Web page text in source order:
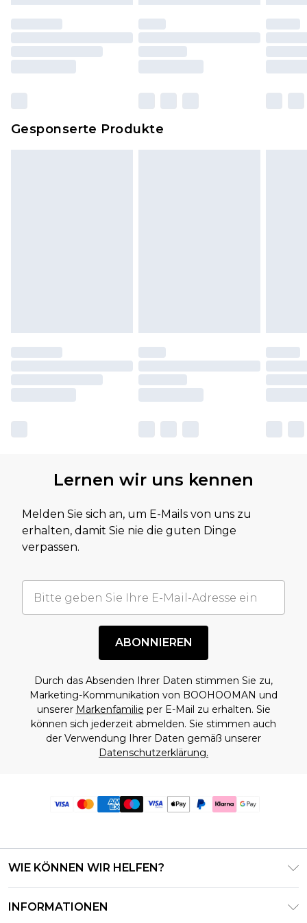
worden sein. Artikel aus dem Homeware-Bereich,
einschließlich Bettwäsche, Matratzen, Toppern
und Kissen, müssen unbenutzt und in ihrer
Klickehierum unsere vollständigen
Gesponserte Produkte
Lernen wir uns kennen
Melden Sie sich an, um E-Mails von uns zu
erhalten, damit Sie nie die guten Dinge
verpassen.
ABONNIEREN
Durch das Absenden Ihrer Daten stimmen Sie zu,
Marketing-Kommunikation von BOOHOOMAN und
unserer Markenfamilie per E-Mail zu erhalten. Sie
können sich jederzeit abmelden. Sie stimmen auch
der Verwendung Ihrer Daten gemäß unserer
Datenschutzerklärung.
WIE KÖNNEN WIR HELFEN?
INFORMATIONEN